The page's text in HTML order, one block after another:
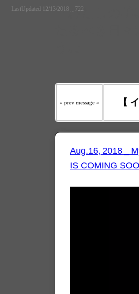
LastUpdated 12/13/2018 _ 722『わたしの
« prev message « 【
Aug.16, 2018 _
IS COMING